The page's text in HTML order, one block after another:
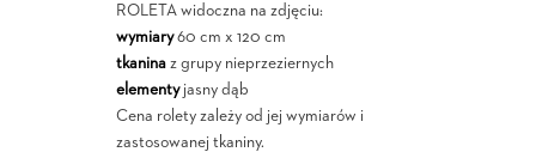
ROLETA widoczna na zdjęciu:
wymiary60 cm x 120 cm
tkaninaz grupy nieprzeziernych
elementyjasny dąb
Cena rolety zależy od jej wymiarów i
zastosowanej tkaniny.